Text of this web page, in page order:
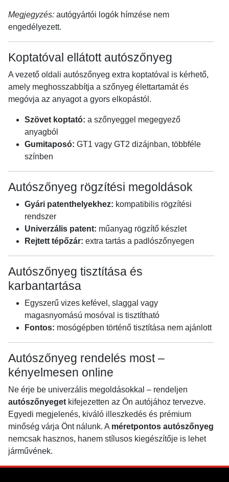
Megjegyzés: autógyártói logók hímzése nem
engedélyezett.
Koptatóval ellátott autószőnyeg
A vezető oldali autószőnyeg extra koptatóval is kérhető,
amely meghosszabbítja a szőnyeg élettartamát és
megóvja az anyagot a gyors elkopástól.
Szövet koptató: a szőnyeggel megegyező
anyagból
Gumitaposó: GT1 vagy GT2 dizájnban, többféle
színben
Autószőnyeg rögzítési megoldások
Gyári patenthelyekhez: kompatibilis rögzítési
rendszer
Univerzális patent: műanyag rögzítő készlet
Rejtett tépőzár: extra tartás a padlószőnyegen
Autószőnyeg tisztítása és
karbantartása
Egyszerű vizes kefével, slaggal vagy
magasnyomású mosóval is tisztítható
Fontos: mosógépben történő tisztítása nem ajánlott
Autószőnyeg rendelés most –
kényelmesen online
Ne érje be univerzális megoldásokkal – rendeljen
autószőnyeget kifejezetten az Ön autójához tervezve.
Egyedi megjelenés, kiváló illeszkedés és prémium
minőség várja Önt nálunk. A méretpontos autószőnyeg
nemcsak hasznos, hanem stílusos kiegészítője is lehet
járművének.